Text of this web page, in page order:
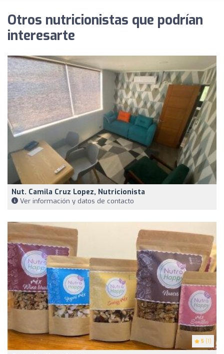
Otros nutricionistas que podrían
interesarte
Nut. Camila Cruz Lopez, Nutricionista
Ver información y datos de contacto
5 (1)